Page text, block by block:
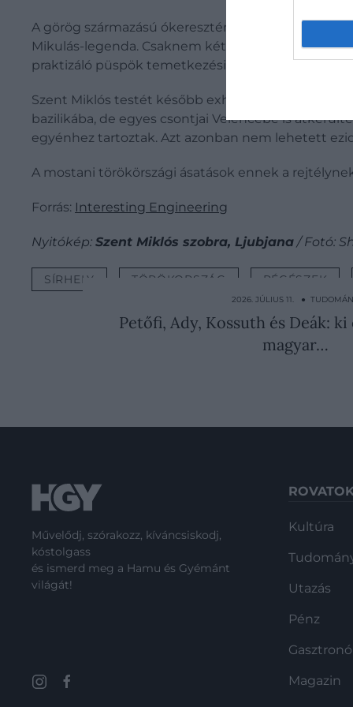
A görög származású ókeresztény püspök, Szent
Mikulás-legenda. Csaknem két évszázaddal halála
praktizáló püspök temetkezési helye fölé.
Szent Miklós testét később exhumálták és
bazilikába, de egyes csontjai Velencébe is
egyénhez tartoztak. Azt azonban nem lehetett
A mostani törökörszági ásatások ennek a
Forrás: Interesting Engineering
Nyitókép: Szent Miklós szobra, Ljubjana / Fotó:
SÍRHELY TÖRÖKORSZÁG RÉGÉSZEK
2026. JÚLIUS 11. ●
Petőfi, Ady, Kossuth és Deák:
magyar…
Művelődj, szórakozz, kíváncsiskodj,
kóstolgass
és ismerd meg a Hamu és Gyémánt
világát!
ROVATOK
Kultúra
Utazás
Pénz
Magazin